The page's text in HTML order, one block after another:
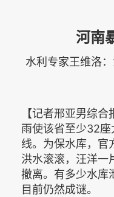
河南
水利专家王维洛
【记者邢亚男综
雨使该省至少32
线。为保水库，官
洪水滚滚，汪洋一
撤离。有多少水库
目前仍然成谜。